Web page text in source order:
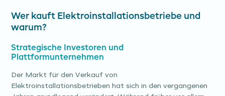
Wer kauft Elektroinstallationsbetriebe und
warum?
Strategische Investoren und
Plattformunternehmen
Der Markt für den Verkauf von
Elektroinstallationsbetrieben hat sich in den vergangenen